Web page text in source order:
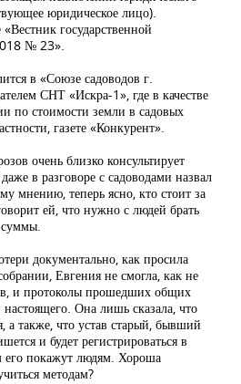
юридическое лицо).
государственной
№ 23».
в «Союзе садоводов г.
СНТ «Искра-1», где в качестве
по стоимости земли в садовых
газете «Конкурент».
очень близко консультирует
в разговоре с садоводами назвал
мнению, теперь ясно, кто стоит за
ей, что нужно с людей брать
суммы.
документально, как просила
Евгения не смогла, как не
и протоколы прошедших общих
Она лишь сказала, что
а также, что устав старый, бывший
и будет регистрироваться в
покажут людям. Хороша
методам?